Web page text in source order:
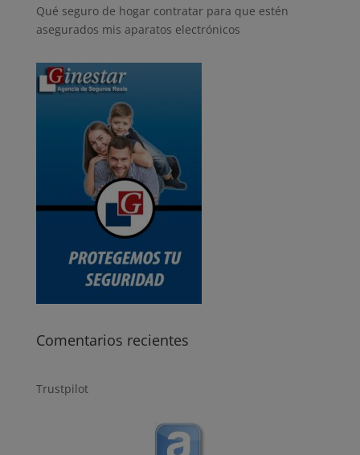
Qué seguro de hogar contratar para que estén
asegurados mis aparatos electrónicos
Comentarios recientes
Trustpilot